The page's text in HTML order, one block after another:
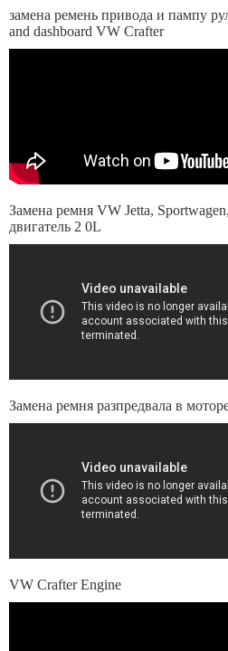
замена ремень привода и пампу
and dashboard VW Crafter
Замена ремня VW Jetta,
двигатель 2 0L
Замена ремня разпредвала в
VW Crafter Engine